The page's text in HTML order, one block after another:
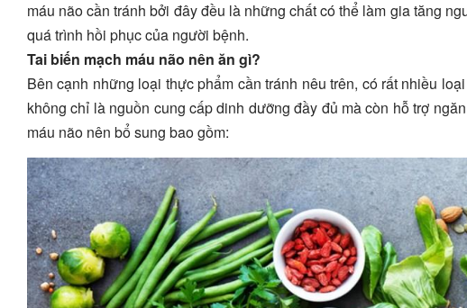
máu não cần tránh bởi đây đều là những chất có thể làm gia tăng
quá trình hồi phục của người bệnh.
Tai biến mạch máu não nên ăn gì?
Bên cạnh những loại thực phẩm cần tránh nêu trên, có rất nhiều
không chỉ là nguồn cung cấp dinh dưỡng đầy đủ mà còn hỗ trợ
máu não nên bổ sung bao gồm: